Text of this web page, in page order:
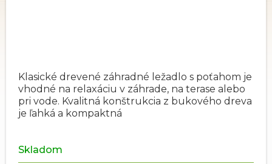
Skladom
Klasické drevené záhradné ležadlo s poťahom je
vhodné na relaxáciu v záhrade, na terase alebo
pri vode. Kvalitná konštrukcia z bukového dreva
je ľahká a kompaktná